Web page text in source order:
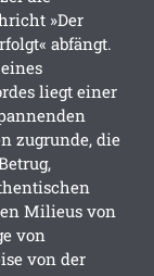
»Der
abfängt.
liegt einer
zugrunde, die
Milieus von
von
von der